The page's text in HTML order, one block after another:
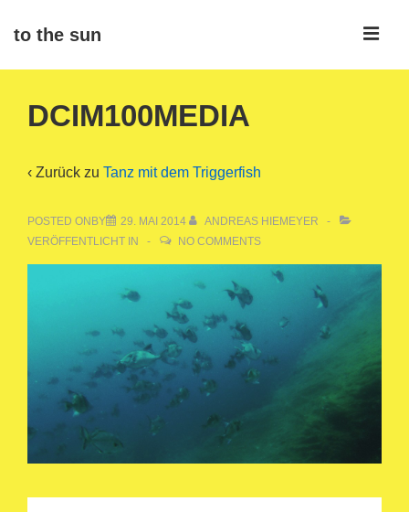
Zumto the sun
Navigation
DCIM100MEDIA
‹ Zurück zu Tanz mit dem Triggerfish
POSTED ONBY 29. MAI 2014
ANDREAS HIEMEYER
VERÖFFENTLICHT IN
NO COMMENTS